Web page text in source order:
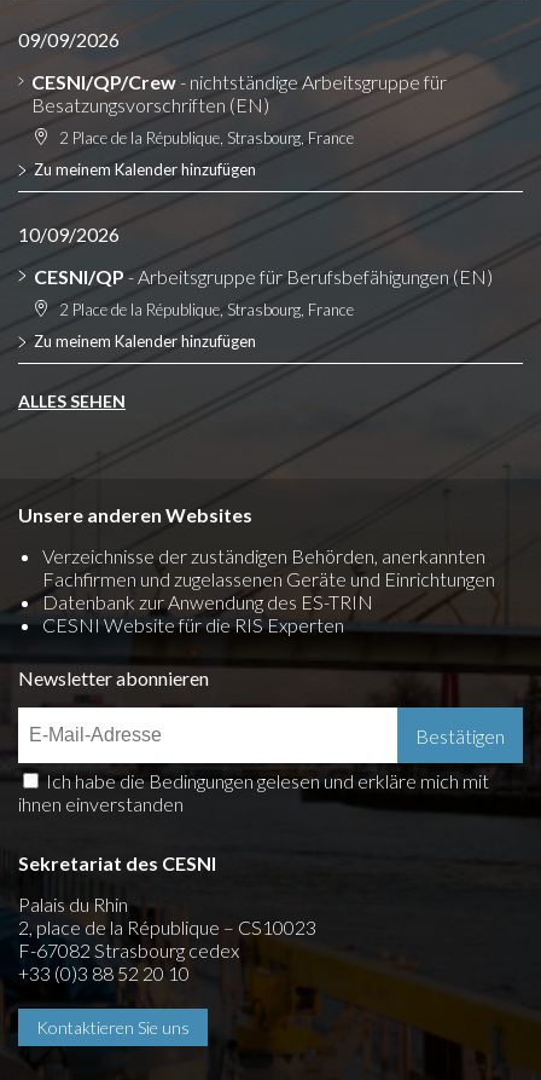
09/09/2026
CESNI/QP/Crew- nichtständige Arbeitsgruppe für
Besatzungsvorschriften (EN)
2 Place de la République, Strasbourg, France
Zu meinem Kalender hinzufügen
10/09/2026
CESNI/QP - Arbeitsgruppe für Berufsbefähigungen (EN)
2 Place de la République, Strasbourg, France
Zu meinem Kalender hinzufügen
ALLES SEHEN
Unsere anderen Websites
Verzeichnisse der zuständigen Behörden, anerkannten
Fachfirmen und zugelassenen Geräte und Einrichtungen
Datenbank zur Anwendung des ES-TRIN
CESNI Website für die RIS Experten
Newsletter abonnieren
Ich habe die Bedingungen gelesen und erkläre mich mit
ihnen einverstanden
Sekretariat des CESNI
Palais du Rhin
2, place de la République – CS10023
F-67082 Strasbourg cedex
+33 (0)3 88 52 20 10
Kontaktieren Sie uns